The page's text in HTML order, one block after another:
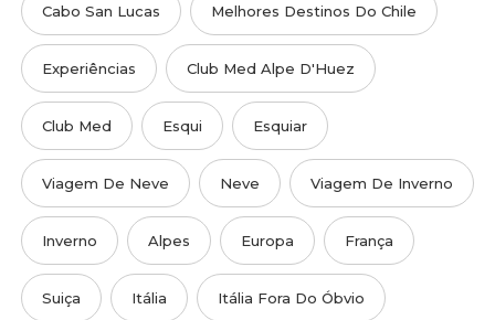
Cabo San Lucas Melhores Destinos Do Chile
Experiências Club Med Alpe D'Huez
Club Med Esqui Esquiar
Viagem De Neve Neve Viagem De Inverno
Inverno Alpes Europa França
Suiça Itália Itália Fora Do Óbvio